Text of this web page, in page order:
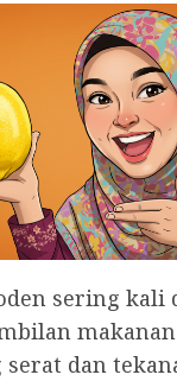
sering kali
dan